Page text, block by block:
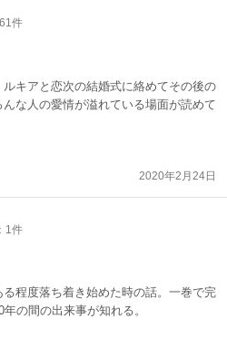
件
キアと恋次の結婚式に絡めてその後の
な人の愛情が溢れている場面が読めて
2020年2月24日
1件
程度落ち着き始めた時の話。一巻で完
の間の出来事が知れる。